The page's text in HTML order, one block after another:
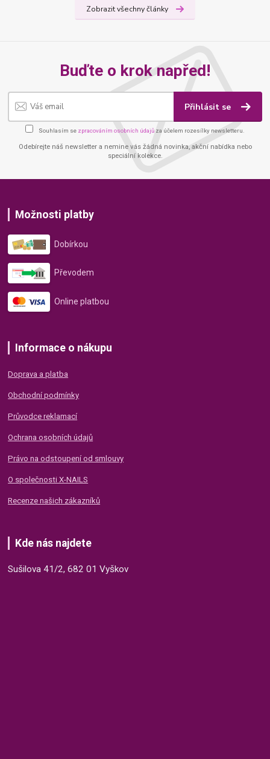
Zobrazit všechny články
Buďte o krok napřed!
Přihlásit se
Souhlasím se zpracováním osobních údajů za účelem rozesílky newsletteru.
Odebírejte náš newsletter a nemine vás žádná novinka, akční nabídka nebo
speciální kolekce.
Možnosti platby
Dobírkou
Převodem
Online platbou
Informace o nákupu
Doprava a platba
Obchodní podmínky
Průvodce reklamací
Ochrana osobních údajů
Právo na odstoupení od smlouvy
O společnosti X-NAILS
Recenze našich zákazníků
Kde nás najdete
Sušilova 41/2, 682 01 Vyškov